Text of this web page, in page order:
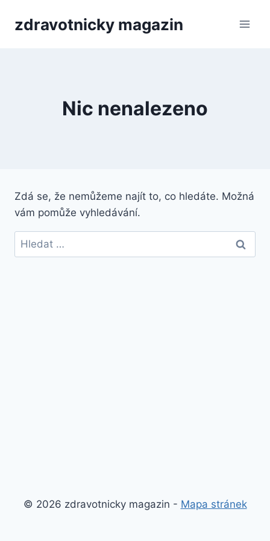
zdravotnicky magazin
Nic nenalezeno
Zdá se, že nemůžeme najít to, co hledáte. Možná
vám pomůže vyhledávání.
Vyhledávání
© 2026 zdravotnicky magazin - Mapa stránek